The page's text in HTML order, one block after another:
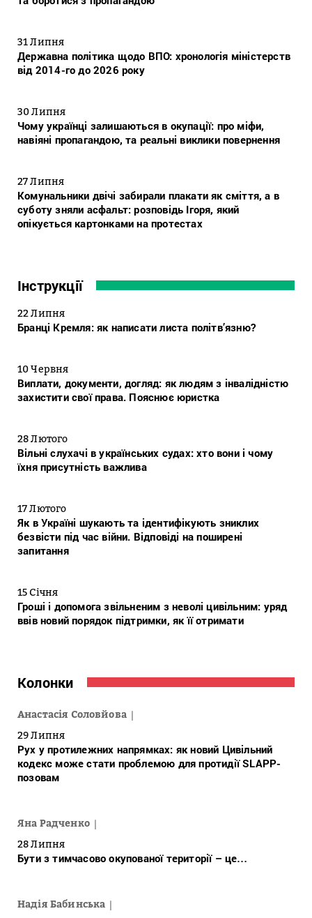
31 Липня
Державна політика щодо ВПО: хронологія міністерств
від 2014-го до 2026 року
30 Липня
Чому українці залишаються в окупації: про міфи,
навіяні пропагандою, та реальні виклики повернення
27 Липня
Комунальники двічі забирали плакати як сміття, а в
суботу зняли асфальт: розповідь Ігоря, який
опікується картонками на протестах
Інструкції
22 Липня
Бранці Кремля: як написати листа політв’язню?
10 Червня
Виплати, документи, догляд: як людям з інвалідністю
захистити свої права. Пояснює юристка
28 Лютого
Вільні слухачі в українських судах: хто вони і чому
їхня присутність важлива
17 Лютого
Як в Україні шукають та ідентифікують зниклих
безвісти під час війни. Відповіді на поширені
запитання
15 Січня
Гроші і допомога звільненим з неволі цивільним: уряд
ввів новий порядок підтримки, як її отримати
Колонки
Анастасія Соловйова
29 Липня
Рух у протилежних напрямках: як новий Цивільний
кодекс може стати проблемою для протидії SLAPP-
позовам
Яна Радченко
28 Липня
Бути з тимчасово окупованої території – це…
Надія Бабинська